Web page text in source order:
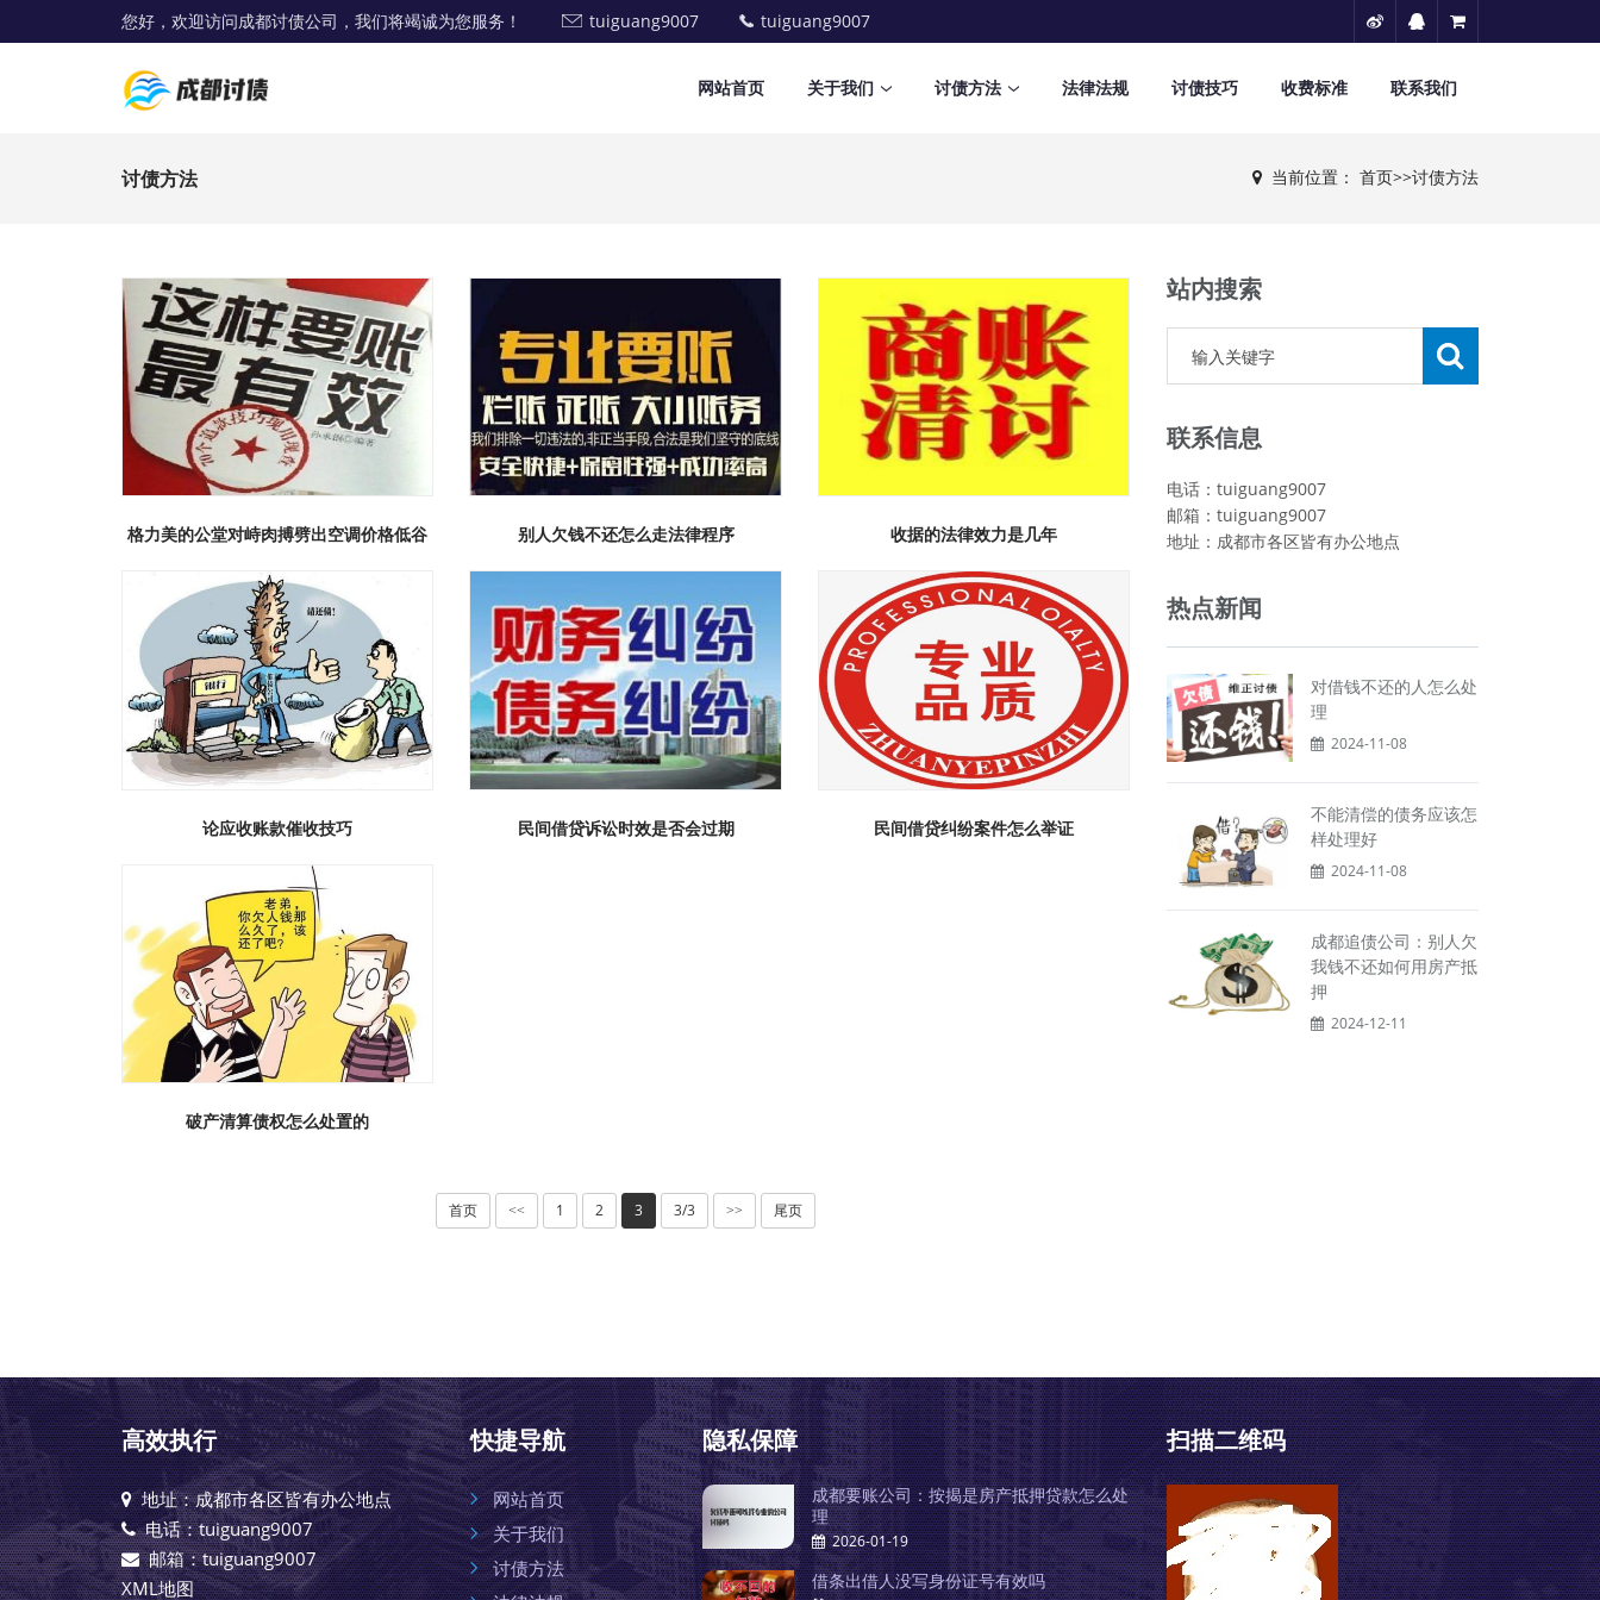
您好，欢迎访问成都讨债公司，我们将竭诚为您服务！ tuiguang9007 tuiguang9007
网站首页 关于我们 讨债方法 法律法规 讨债技巧 收费标准 联系我们
讨债方法 当前位置： 首页>>讨债方法
格力美的公堂对峙肉搏劈出空调价格低谷 别人欠钱不还怎么走法律程序 收据的法律效力是几年
论应收账款催收技巧 民间借贷诉讼时效是否会过期 民间借贷纠纷案件怎么举证
破产清算债权怎么处置的
首页 << 1 2 3 3/3 >> 尾页
站内搜索
联系信息
电话：tuiguang9007
邮箱：tuiguang9007
地址：成都市各区皆有办公地点
热点新闻
对借钱不还的人怎么处
理
2024-11-08
不能清偿的债务应该怎
样处理好
2024-11-08
成都追债公司：别人欠
我钱不还如何用房产抵
押
2024-12-11
高效执行
地址：成都市各区皆有办公地点
电话：tuiguang9007
邮箱：tuiguang9007
XML地图
快捷导航
网站首页
关于我们
讨债方法
隐私保障
成都要账公司：按揭是房产抵押贷款怎么处
理
2026-01-19
借条出借人没写身份证号有效吗
扫描二维码